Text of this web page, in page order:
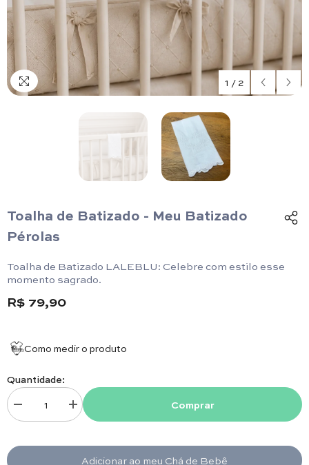
1 / 2
Toalha de Batizado - Meu Batizado
Pérolas
Toalha de Batizado LALEBLU: Celebre com estilo esse
momento sagrado.
R$ 79,90
Como medir o produto
Quantidade:
Diminuir quantidade para Toalha de Batizado - Meu Batizado Pérolas
Aumentar quantidade para Toalha de Batizado - Meu
Comprar
Adicionar ao meu Chá de Bebê